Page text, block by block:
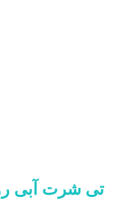
تی شرت آبی